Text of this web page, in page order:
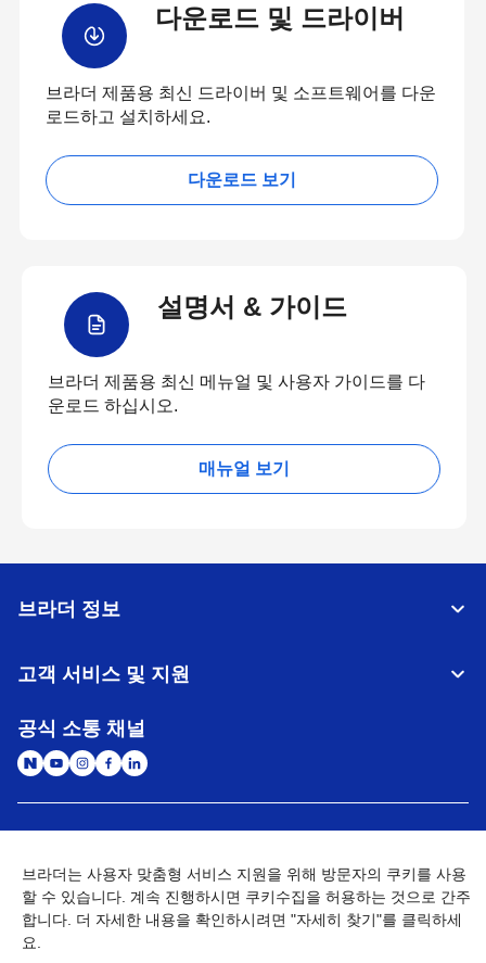
다운로드 및 드라이버
브라더 제품용 최신 드라이버 및 소프트웨어를 다운
로드하고 설치하세요.
다운로드 보기
설명서 & 가이드
브라더 제품용 최신 메뉴얼 및 사용자 가이드를 다
운로드 하십시오.
매뉴얼 보기
브라더 정보
고객 서비스 및 지원
공식 소통 채널
개인정보처리방침 이용약관
사이트맵
개인정보취급방침 (Brother Industries, Ltd.)
Go to Global Site
브라더는 사용자 맞춤형 서비스 지원을 위해 방문자의 쿠키를 사용
할 수 있습니다. 계속 진행하시면 쿠키수집을 허용하는 것으로 간주
합니다. 더 자세한 내용을 확인하시려면 "자세히 찾기"를 클릭하세
요.